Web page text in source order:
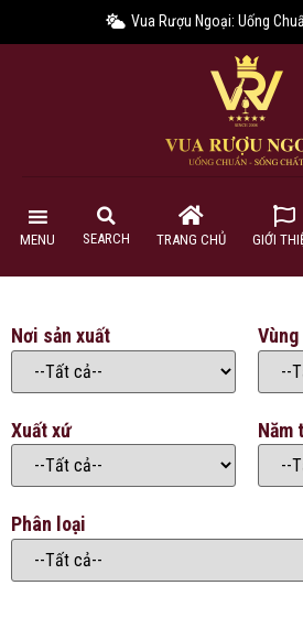
Vua Rượu Ngoại: Uống
MENU SEARCH TRANG CHỦ GIỚI
Nơi sản xuất Vùng
Xuất xứ Năm
Phân loại